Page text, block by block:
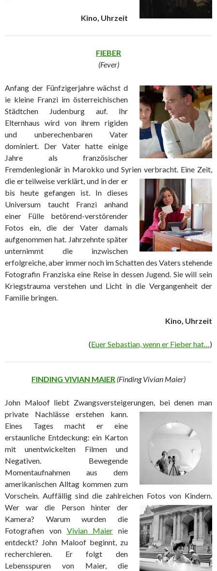
Kino, Uhrzeit
FIEBER
(Fever)
Anfang der Fünfzigerjahre wächst d
ie kleine Franzi im österreichischen
Städtchen Judenburg auf. Ihr
Elternhaus wird von ihrem rigiden
und unberechenbaren Vater
dominiert. Der Vater hatte einige
Jahre als französischer
Fremdenlegionär in Marokko und Syrien verbracht. Eine Zeit,
die er teilweise verklärt, und in der er
bis heute gefangen ist. In dieses
Universum taucht Franzi anhand
einer Fülle betörend-verstörender
Fotos ein, die der Vater damals
aufgenommen hat. Jahrzehnte später
unternimmt die inzwischen
erfolgreiche, aber immer noch im Schatten des Vaters stehende
Fotografin Franziska eine Reise in dessen Jugend. Sie will sein
Kriegstrauma verstehen und Licht in die Vergangenheit der
Familie bringen.
Kino, Uhrzeit
(Euer Sebastian, wenn er Fieber hat…)
FINDING VIVIAN MAIER (Finding Vivian Maier)
John Maloof liebt Zwangsversteigerungen, bei denen man
private Nachlässe erstehen kann.
Eines Tages macht er eine
erstaunliche Entdeckung: ein Karton
mit unentwickelten Filmen und
Negativen. Bewegende
Momentaufnahmen aus dem
amerikanischen Alltag kommen zum
Vorschein. Auffällig sind die zahlreichen Fotos von Kindern.
Wer war die Person hinter der
Kamera? Warum wurden die
Fotografien von Vivian Maier nie
entdeckt? John Maloof beginnt, zu
recherchieren. Er folgt den
Lebensspuren von Maier, die